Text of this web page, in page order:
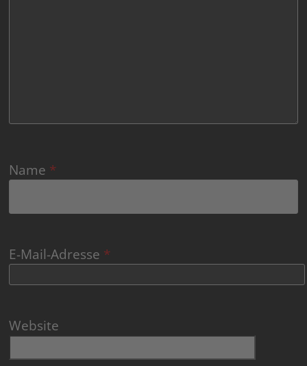
Name *
E-Mail-Adresse *
Website